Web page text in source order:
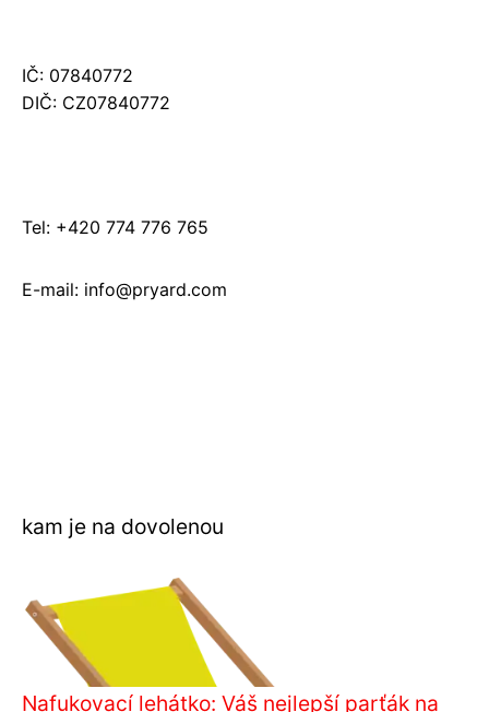
IČ: 07840772
DIČ: CZ07840772
Tel: +420 774 776 765
E-mail: info@pryard.com
kam je na dovolenou
Nafukovací lehátko: Váš nejlepší parťák na